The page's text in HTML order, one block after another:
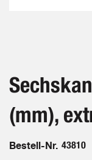
Bildergalerie
springen
(mm),
Bestell-Nr. 43810